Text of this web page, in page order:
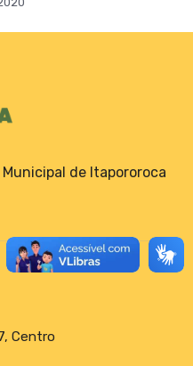
de Itapororoca
Centro